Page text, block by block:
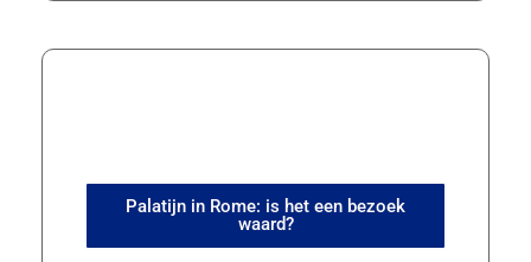
Palatijn in Rome: is het een bezoek
waard?